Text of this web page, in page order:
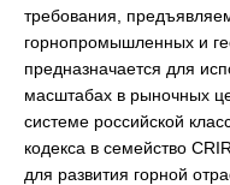
требования,
горнопромышленных и
предназначается для
масштабах в рыночных
системе российской
кодекса в семейство
для развития горной